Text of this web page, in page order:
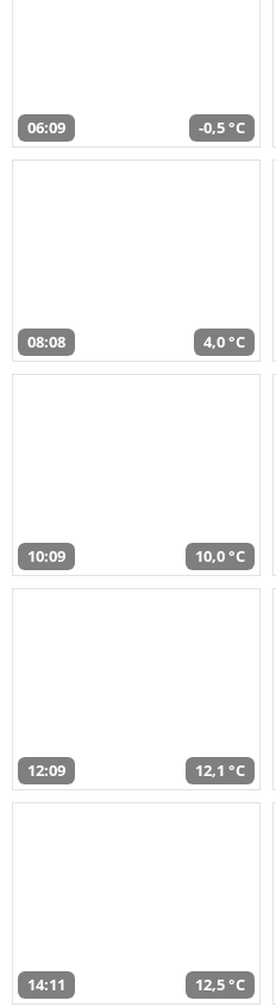
06:09 -0,5 °C
08:08 4,0 °C
10:09 10,0 °C
12:09 12,1 °C
14:11 12,5 °C